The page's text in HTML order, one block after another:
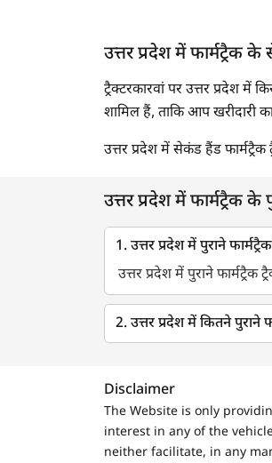
उत्तर प्रदेश में फार्मट्रैक
ट्रैक्टरकारवां पर उत्तर प्रदेश में
शामिल हैं, ताकि आप खरीदारी
उत्तर प्रदेश में सेकंड हैंड
उत्तर प्रदेश में फार्मट्रैक के
1. उत्तर प्रदेश में पुराने
उत्तर प्रदेश में पुराने
2. उत्तर प्रदेश में कितने पुराने
Disclaimer
The Website is only
interest in any of the
neither facilitate, in any